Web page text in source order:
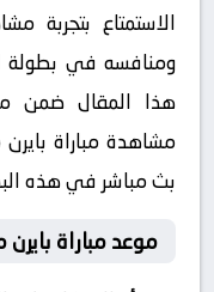
الاستمتاع بتجربة
هذا المقال ضمن
بث مباشر في هذه
موعد مباراة